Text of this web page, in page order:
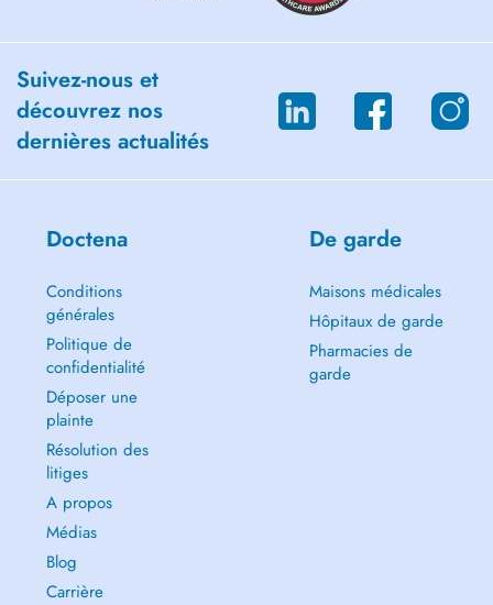
Suivez-nous et
découvrez nos
dernières actualités
Doctena
Conditions
générales
Politique de
confidentialité
Déposer une
plainte
Résolution des
litiges
A propos
Médias
Blog
Carrière
De garde
Maisons médicales
Hôpitaux de garde
Pharmacies de
garde